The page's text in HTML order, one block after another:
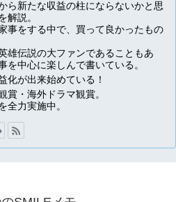
ら新たな収益の柱にならないかと思
解説。
事をする中で、買って良かったもの
雄伝説の大ファンであることもあ
を中心に楽しんで書いている。
化が出来始めている！
賞・海外ドラマ観賞。
全力実施中。